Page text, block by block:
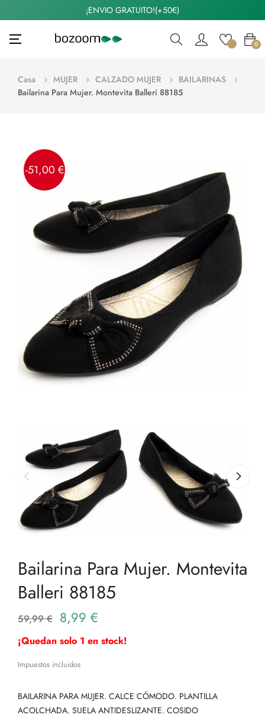
¡ENVIO GRATUITO!(+50€)
Navegación
☰ 0
Casa MUJER CALZADO MUJER
BAILARINAS
Bailarina Para Mujer. Montevita Balleri 88185
-51,00 €
Bailarina Para Mujer. Montevita
Balleri 88185
59,99 € 8,99 €
¡Quedan solo 1 en stock!
Impuestos incluidos
BAILARINA PARA MUJER. CALCE CÓMODO. PLANTILLA
ACOLCHADA. SUELA ANTIDESLIZANTE. COSIDO